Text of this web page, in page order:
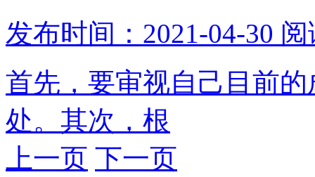
发布时间：2021-04-30 阅
首先，要审视自己目前
处。其次，根
上一页 下一页